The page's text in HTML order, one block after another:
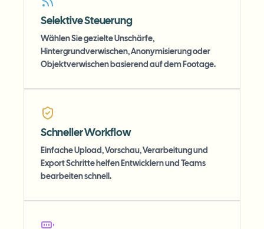
Selektive Steuerung
Wählen Sie gezielte Unschärfe,
Hintergrundverwischen, Anonymisierung oder
Objektverwischen basierend auf dem Footage.
Schneller Workflow
Einfache Upload, Vorschau, Verarbeitung und
Export Schritte helfen Entwicklern und Teams
bearbeiten schnell.